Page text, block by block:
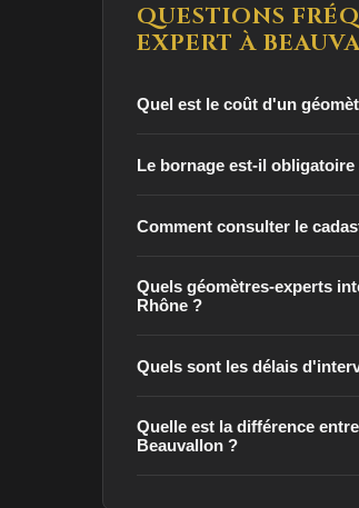
QUESTIONS
EXPERT À
Quel est le coût d'un
Le bornage est-il obligatoire
Comment consulter le
Quels géomètres-experts
Rhône ?
Quels sont les délais
Quelle est la différence
Beauvallon ?